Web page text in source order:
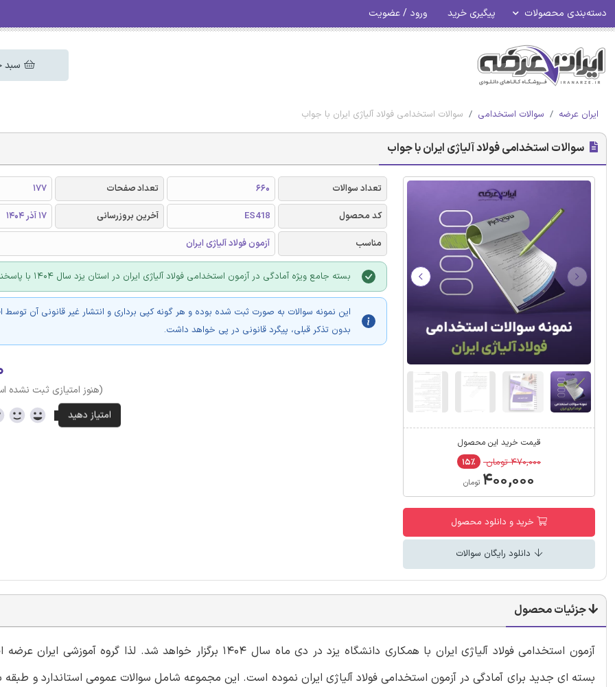
دسته‌بندی محصولات پیگیری خرید ورود / عضویت
سبد
ایران عرضه سوالات استخدامی سوالات استخدامی فولاد آلیاژی ایران با جواب
سوالات استخدامی فولاد آلیاژی ایران با جواب
قیمت خرید این محصول
۴۷۰,۰۰۰ تومان ۱۵٪
۴۰۰,۰۰۰ تومان
خرید و دانلود محصول
دانلود رایگان سوالات
تعداد سوالات 660 تعداد صفحات
177
کد محصول
ES418 آخرین بروزرسانی
17 آذر 1404
مناسب
آزمون فولاد آلیاژی ایران
بسته جامع ویژه آمادگی در آزمون استخدامی فولاد آلیاژی ایران در استان یزد سال 1404 با پاسخنامه تشریحی
این نمونه سوالات به صورت ثبت شده بوده و هر گونه کپی برداری و انتشار غیر قانونی آن توسط
بدون تذکر قبلی، پیگرد قانونی در پی خواهد داشت.
(هنوز امتیازی ثبت نشده
جزئیات محصول
آزمون استخدامی فولاد آلیاژی ایران با همکاری دانشگاه یزد در دی ماه سال 1404 برگزار خواهد شد. لذا گروه
بسته ای جدید برای آمادگی در آزمون استخدامی فولاد آلیاژی ایران نموده است. این مجموعه شامل سوالات عمومی استاندارد و